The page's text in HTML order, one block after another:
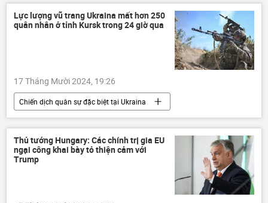
Dmitry Kiselev
Thế giới
thông tin
Chính trị
Lực lượng vũ trang Ukraina mất hơn 250
quân nhân ở tỉnh Kursk trong 24 giờ qua
17 Tháng Mười 2024, 19:26
Chiến dịch quân sự đặc biệt tại Ukraina
Nga
Bộ Quốc phòng Nga
Quân đội Nga
Ukraina
Cuộc khủng hoảng ở Ukraina
Thủ tướng Hungary: Các chính trị gia EU
ngại công khai bày tỏ thiện cảm với
Trump